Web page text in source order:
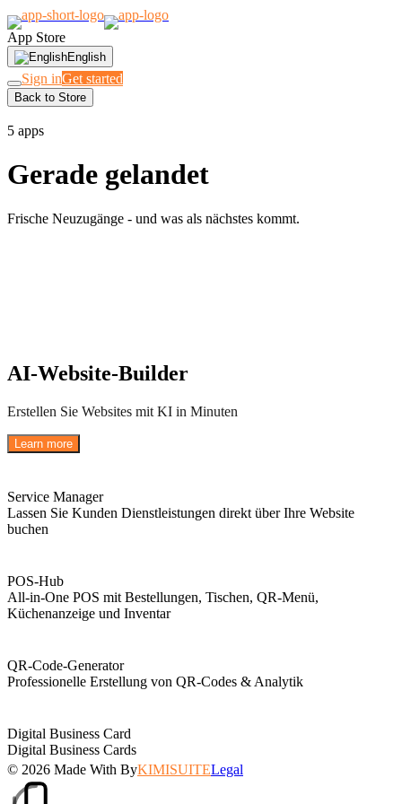
App Store
English
Sign inGet started
Back to Store
5 apps
Gerade gelandet
Frische Neuzugänge - und was als nächstes kommt.
AI-Website-Builder
Erstellen Sie Websites mit KI in Minuten
Learn more
Service Manager
Lassen Sie Kunden Dienstleistungen direkt über Ihre Website
buchen
POS-Hub
All-in-One POS mit Bestellungen, Tischen, QR-Menü,
Küchenanzeige und Inventar
QR-Code-Generator
Professionelle Erstellung von QR-Codes & Analytik
Digital Business Card
Digital Business Cards
© 2026 Made With ByKIMISUITELegal